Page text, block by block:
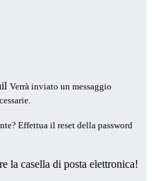
Verrà inviato un messaggio
Effettua il reset della password
la casella di posta elettronica!